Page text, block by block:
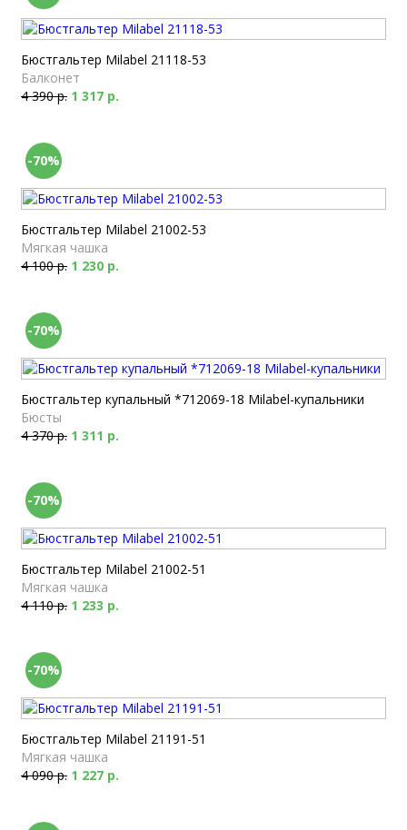
Бюстгальтер Milabel 21118-53
Балконет
4 390 р. 1 317 р.
-70%
Бюстгальтер Milabel 21002-53
Мягкая чашка
4 100 р. 1 230 р.
-70%
Бюстгальтер купальный *712069-18 Milabel-купальники
Бюсты
4 370 р. 1 311 р.
-70%
Бюстгальтер Milabel 21002-51
Мягкая чашка
4 110 р. 1 233 р.
-70%
Бюстгальтер Milabel 21191-51
Мягкая чашка
4 090 р. 1 227 р.